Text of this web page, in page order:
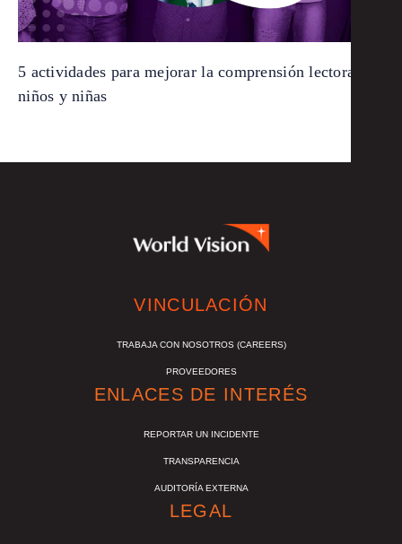
5 actividades para mejorar la comprensión lectora de
niños y niñas
VINCULACIÓN
TRABAJA CON NOSOTROS (CAREERS)
PROVEEDORES
ENLACES DE INTERÉS
REPORTAR UN INCIDENTE
TRANSPARENCIA
AUDITORÍA EXTERNA
LEGAL